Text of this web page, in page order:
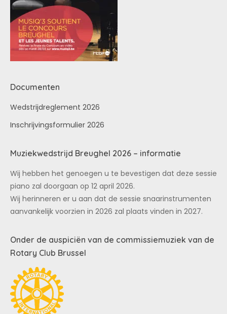
Documenten
Wedstrijdreglement 2026
Inschrijvingsformulier 2026
Muziekwedstrijd Breughel 2026 – informatie
Wij hebben het genoegen u te bevestigen dat deze sessie
piano zal doorgaan op 12 april 2026.
Wij herinneren er u aan dat de sessie snaarinstrumenten
aanvankelijk voorzien in 2026 zal plaats vinden in 2027.
Onder de auspiciën van de commissiemuziek van de
Rotary Club Brussel